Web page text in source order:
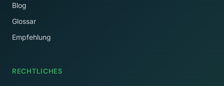
Blog
Glossar
Empfehlung
RECHTLICHES